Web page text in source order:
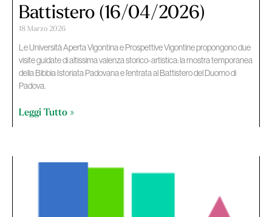
Battistero (16/04/2026)
18 Marzo 2026
Le Università Aperta Vigontina e Prospettive Vigontine propongono due
visite guidate di altissima valenza storico-artistica: la mostra temporanea
della Bibbia Istoriata Padovana e l’entrata al Battistero del Duomo di
Padova.
Leggi Tutto »